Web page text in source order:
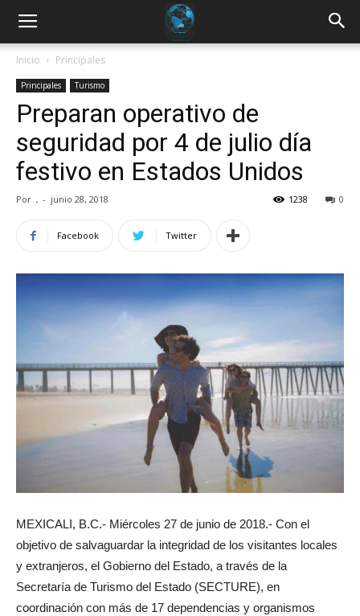
Inicio Principales
Principales Turismo
Preparan operativo de
seguridad por 4 de julio día
festivo en Estados Unidos
Por . - junio 28, 2018 0
1238
Facebook Twitter
MEXICALI, B.C.- Miércoles 27 de junio de 2018.- Con el
objetivo de salvaguardar la integridad de los visitantes locales
y extranjeros, el Gobierno del Estado, a través de la
Secretaría de Turismo del Estado (SECTURE), en
coordinación con más de 17 dependencias y organismos